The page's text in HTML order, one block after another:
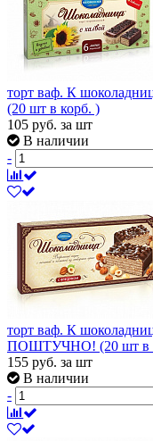
торт ваф. К
(20 шт в корб. )
105 руб. за шт
В наличии
-
торт ваф. К
ПОШТУЧНО! (20 шт в
155 руб. за шт
В наличии
-